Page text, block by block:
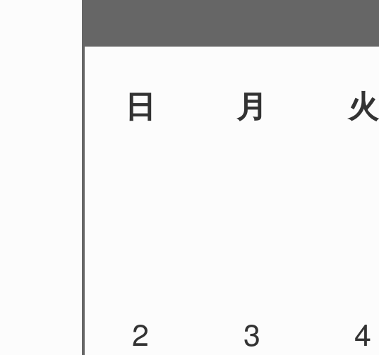
日 月 火
2 3 4